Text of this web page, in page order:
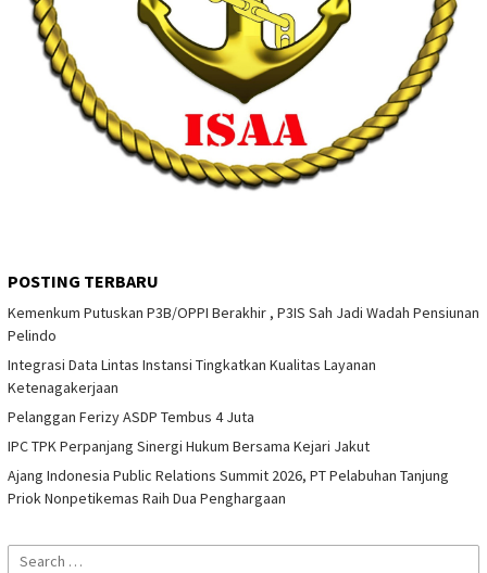
POSTING TERBARU
Kemenkum Putuskan P3B/OPPI Berakhir , P3IS Sah Jadi Wadah Pensiunan
Pelindo
Integrasi Data Lintas Instansi Tingkatkan Kualitas Layanan
Ketenagakerjaan
Pelanggan Ferizy ASDP Tembus 4 Juta
IPC TPK Perpanjang Sinergi Hukum Bersama Kejari Jakut
Ajang Indonesia Public Relations Summit 2026, PT Pelabuhan Tanjung
Priok Nonpetikemas Raih Dua Penghargaan
Search